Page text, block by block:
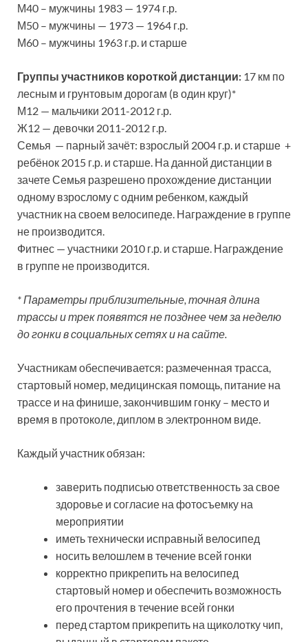
М40 – мужчины 1983 — 1974 г.р.
М50 – мужчины — 1973 — 1964 г.р.
М60 – мужчины 1963 г.р. и старше
Группы участников короткой дистанции: 17 км по
лесным и грунтовым дорогам (в один круг)*
М12 — мальчики 2011-2012 г.р.
Ж12 — девочки 2011-2012 г.р.
Семья — парный зачёт: взрослый 2004 г.р. и старше +
ребёнок 2015 г.р. и старше. На данной дистанции в
зачете Семья разрешено прохождение дистанции
одному взрослому с одним ребенком, каждый
участник на своем велосипеде. Награждение в группе
не производится.
Фитнес — участники 2010 г.р. и старше. Награждение
в группе не производится.
* Параметры приблизительные, точная длина
трассы и трек появятся не позднее чем за неделю
до гонки в социальных сетях и на сайте.
Участникам обеспечивается: размеченная трасса,
стартовый номер, медицинская помощь, питание на
трассе и на финише, закончившим гонку – место и
время в протоколе, диплом в электронном виде.
Каждый участник обязан:
заверить подписью ответственность за свое
здоровье и согласие на фотосъемку на
мероприятии
иметь технически исправный велосипед
носить велошлем в течение всей гонки
корректно прикрепить на велосипед
стартовый номер и обеспечить возможность
его прочтения в течение всей гонки
перед стартом прикрепить на щиколотку чип,